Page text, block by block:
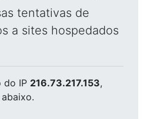
tentativas de
a sites hospedados
do IP 216.73.217.153,